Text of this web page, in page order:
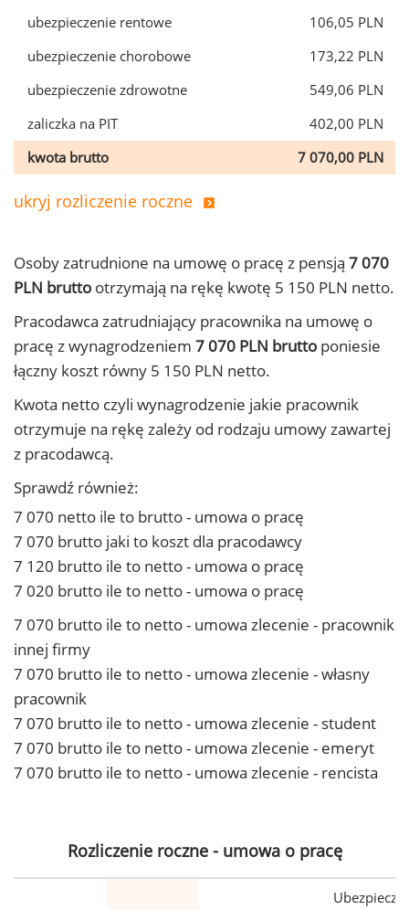
ubezpieczenie rentowe
106,05 PLN
ubezpieczenie chorobowe
173,22 PLN
ubezpieczenie zdrowotne
549,06 PLN
zaliczka na PIT
402,00 PLN
kwota brutto
7 070,00 PLN
ukryj rozliczenie roczne
Osoby zatrudnione na umowę o pracę z pensją 7 070
PLN brutto otrzymają na rękę kwotę 5 150 PLN netto.
Pracodawca zatrudniający pracownika na umowę o
pracę z wynagrodzeniem 7 070 PLN brutto poniesie
łączny koszt równy 5 150 PLN netto.
Kwota netto czyli wynagrodzenie jakie pracownik
otrzymuje na rękę zależy od rodzaju umowy zawartej
z pracodawcą.
Sprawdź również:
7 070 netto ile to brutto - umowa o pracę
7 070 brutto jaki to koszt dla pracodawcy
7 120 brutto ile to netto - umowa o pracę
7 020 brutto ile to netto - umowa o pracę
7 070 brutto ile to netto - umowa zlecenie - pracownik
innej firmy
7 070 brutto ile to netto - umowa zlecenie - własny
pracownik
7 070 brutto ile to netto - umowa zlecenie - student
7 070 brutto ile to netto - umowa zlecenie - emeryt
7 070 brutto ile to netto - umowa zlecenie - rencista
Rozliczenie roczne - umowa o pracę